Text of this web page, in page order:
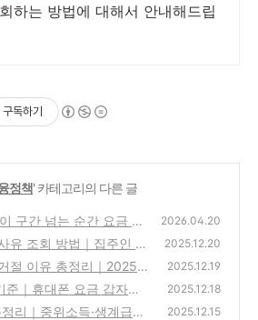
하는 방법에 대해서 안내해드립
구독하기
정책' 카테고리의 다른 글
구간 넘는 순간 요금 폭
(0)
2026.04.20
유 조회 방법｜집주인 동
2025.12.20
절 이유 총정리｜2025
5
(0)
2025.12.19
｜휴대폰 요금 갑자기
2025.12.18
리｜중위소득·생계급여
2025.12.15